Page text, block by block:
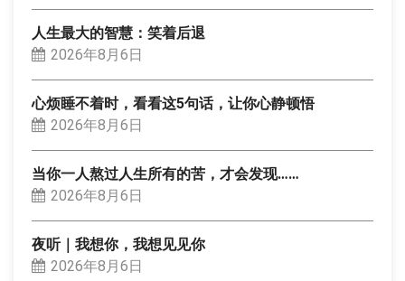
人生最大的智慧：笑着后退
2026年8月6日
心烦睡不着时，看看这5句话，让你心静顿悟
2026年8月6日
当你一人熬过人生所有的苦，才会发现……
2026年8月6日
夜听｜我想你，我想见见你
2026年8月6日